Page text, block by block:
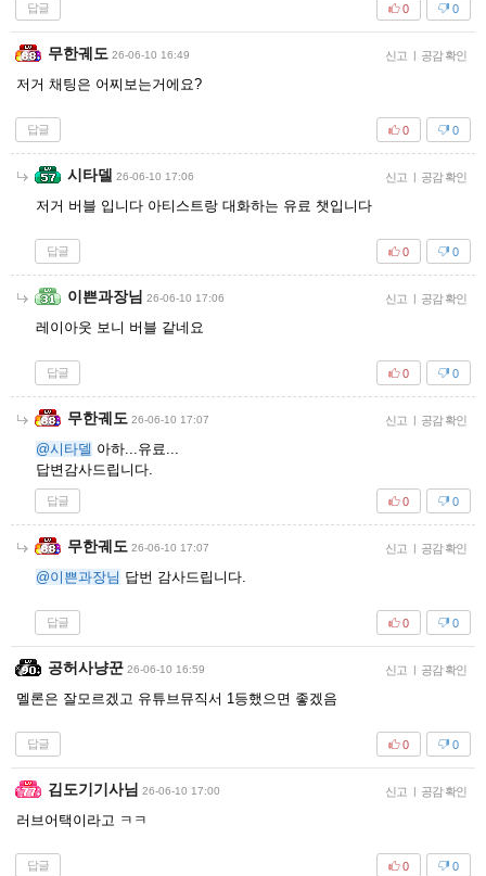
답글 0
0
무한궤도 26-06-10 16:49 신고 공감 확인
저거 채팅은 어찌보는거에요?
답글 0
0
시타델 26-06-10 17:06 신고 공감 확인
저거 버블 입니다 아티스트랑 대화하는 유료 챗입니다
답글 0
0
이쁜과장님 26-06-10 17:06 신고 공감 확인
레이아웃 보니 버블 같네요
답글 0
0
무한궤도 26-06-10 17:07 신고 공감 확인
@시타델 아하...유료...
답변감사드립니다.
답글 0
0
무한궤도 26-06-10 17:07 신고 공감 확인
@이쁜과장님 답번 감사드립니다.
답글 0
0
공허사냥꾼 26-06-10 16:59 신고 공감 확인
멜론은 잘모르겠고 유튜브뮤직서 1등했으면 좋겠음
답글 0
0
김도기기사님 26-06-10 17:00 신고 공감 확인
러브어택이라고 ㅋㅋ
답글 0
0